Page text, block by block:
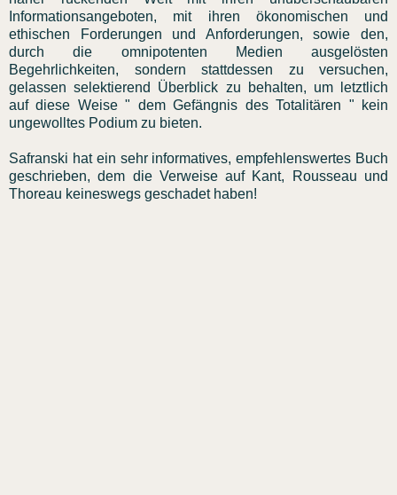
Informationsangeboten, mit ihren ökonomischen und
ethischen Forderungen und Anforderungen, sowie den,
durch die omnipotenten Medien ausgelösten
Begehrlichkeiten, sondern stattdessen zu versuchen,
gelassen selektierend Überblick zu behalten, um letztlich
auf diese Weise " dem Gefängnis des Totalitären " kein
ungewolltes Podium zu bieten.
Safranski hat ein sehr informatives, empfehlenswertes Buch
geschrieben, dem die Verweise auf Kant, Rousseau und
Thoreau keineswegs geschadet haben!